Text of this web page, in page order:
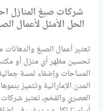
شركات صبغ المنازل
الحل الأمثل لأعمال
تعتبر أعمال الصبغ
تحسين مظهر أي منزل أو
المساحات وإضفاء لمسة
المدن الإماراتية وتتميز
العصري والفخم، تعتبر